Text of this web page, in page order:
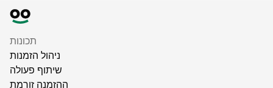
תכונות
ניהול הזמנות
שיתוף פעולה
ההזמנה זורמת